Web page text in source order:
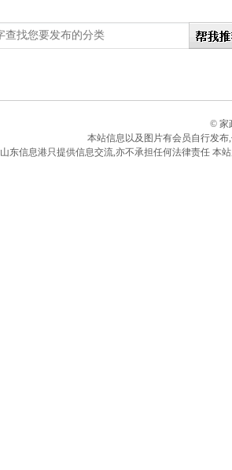
© 家
本站信息以及图片有会员自行发
山东信息港只提供信息交流,亦不承担任何法律责任 本